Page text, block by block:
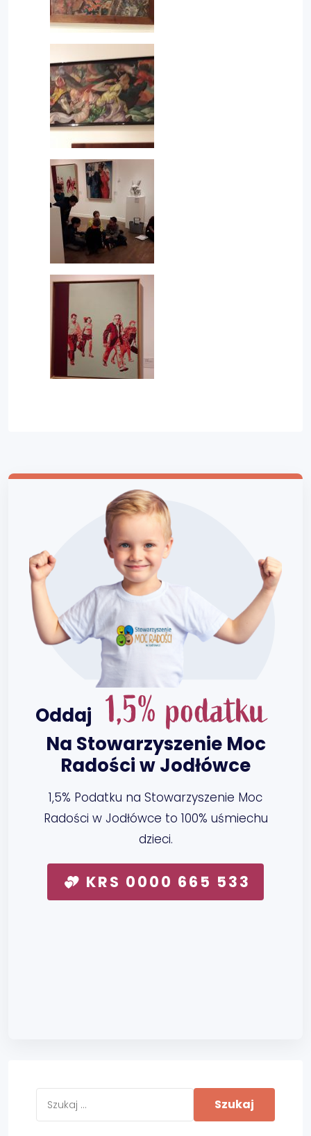
Oddaj 1,5% podatku
Na Stowarzyszenie Moc
Radości w Jodłówce
1,5% Podatku na Stowarzyszenie Moc
Radości w Jodłówce to 100% uśmiechu
dzieci.
KRS 0000 665 533